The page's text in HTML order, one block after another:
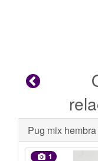
Se busca